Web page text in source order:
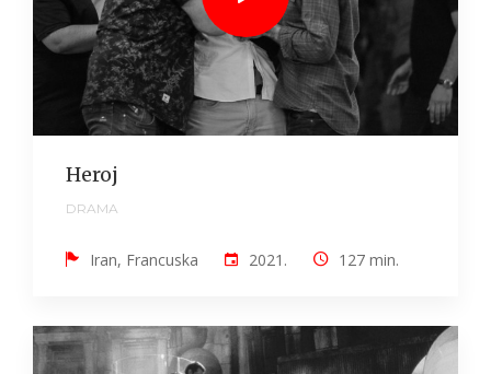
Heroj
DRAMA
Iran, Francuska 2021. 127 min.